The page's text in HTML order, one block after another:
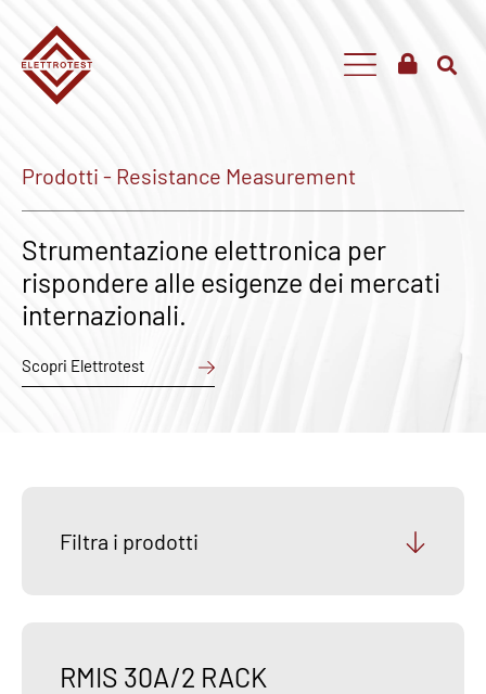
Prodotti - Resistance Measurement
Strumentazione elettronica per
rispondere alle esigenze dei mercati
internazionali.
Scopri Elettrotest
Filtra i prodotti
RMIS 30A/2 RACK